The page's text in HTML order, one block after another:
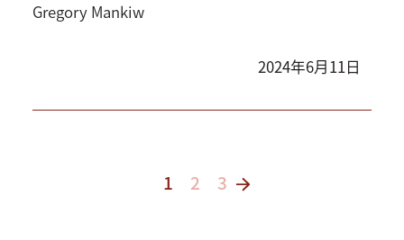
Gregory Mankiw
2024年6月11日
1 2 3